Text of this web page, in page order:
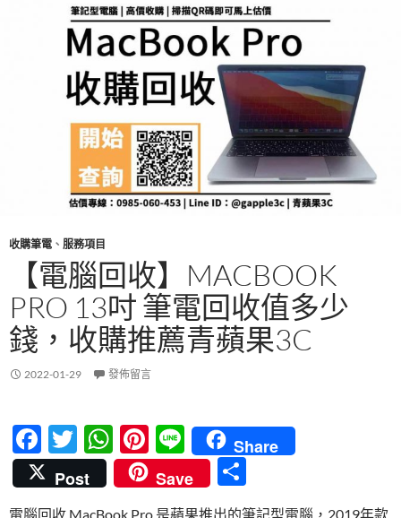
收購筆電 、 服務項目
【電腦回收】MACBOOK
PRO 13吋 筆電回收值多少
錢，收購推薦青蘋果3C
2022-01-29 發佈留言
F
ac
e
T
w
itt
W
h
at
Pi
nt
er
Li
n
e
Share
Post
Save
享
電腦回收 MacBook Pro 是蘋果推出的筆記型電腦，2019年款